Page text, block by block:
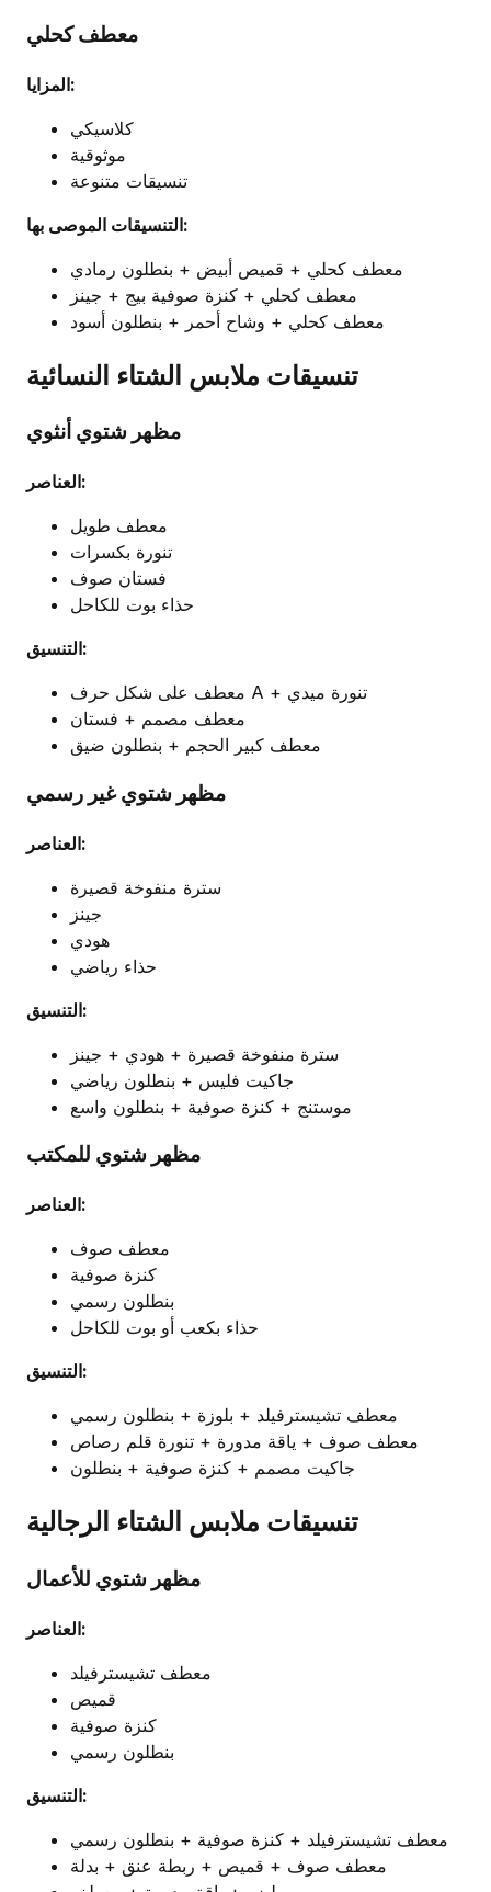
معطف كحلي
المزايا:
كلاسيكي
موثوقية
تنسيقات متنوعة
التنسيقات الموصى بها:
معطف كحلي + قميص أبيض + بنطلون رمادي
معطف كحلي + كنزة صوفية بيج + جينز
معطف كحلي + وشاح أحمر + بنطلون أسود
تنسيقات ملابس الشتاء النسائية
مظهر شتوي أنثوي
العناصر:
معطف طويل
تنورة بكسرات
فستان صوف
حذاء بوت للكاحل
التنسيق:
معطف على شكل حرف A + تنورة ميدي
معطف مصمم + فستان
معطف كبير الحجم + بنطلون ضيق
مظهر شتوي غير رسمي
العناصر:
سترة منفوخة قصيرة
جينز
هودي
حذاء رياضي
التنسيق:
سترة منفوخة قصيرة + هودي + جينز
جاكيت فليس + بنطلون رياضي
موستنج + كنزة صوفية + بنطلون واسع
مظهر شتوي للمكتب
العناصر:
معطف صوف
كنزة صوفية
بنطلون رسمي
حذاء بكعب أو بوت للكاحل
التنسيق:
معطف تشيسترفيلد + بلوزة + بنطلون رسمي
معطف صوف + ياقة مدورة + تنورة قلم رصاص
جاكيت مصمم + كنزة صوفية + بنطلون
تنسيقات ملابس الشتاء الرجالية
مظهر شتوي للأعمال
العناصر:
معطف تشيسترفيلد
قميص
كنزة صوفية
بنطلون رسمي
التنسيق:
معطف تشيسترفيلد + كنزة صوفية + بنطلون رسمي
معطف صوف + قميص + ربطة عنق + بدلة